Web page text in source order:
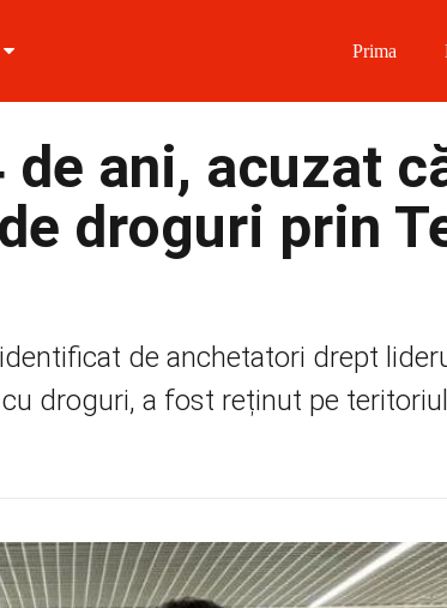
us on Twitter
Prima
de ani, acuzat
droguri prin
de anchetatori drept
droguri, a fost reținut pe